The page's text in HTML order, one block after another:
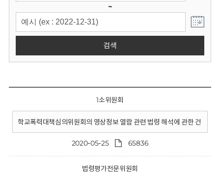
~
검색
1소위원회
학교폭력대책심의위원회의 영상정보 열람 관련 법령 해석에 관한 건
2020-05-25 65836
법령평가전문위원회